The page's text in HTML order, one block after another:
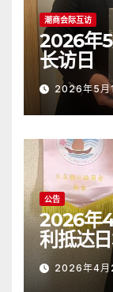
潮商会际互访
2026年
长访日
2026年5月
公告
2026年
利抵达
2026年4月